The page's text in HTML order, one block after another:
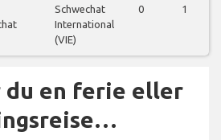
Schwechat
International
(VIE)
0 1
du en ferie eller